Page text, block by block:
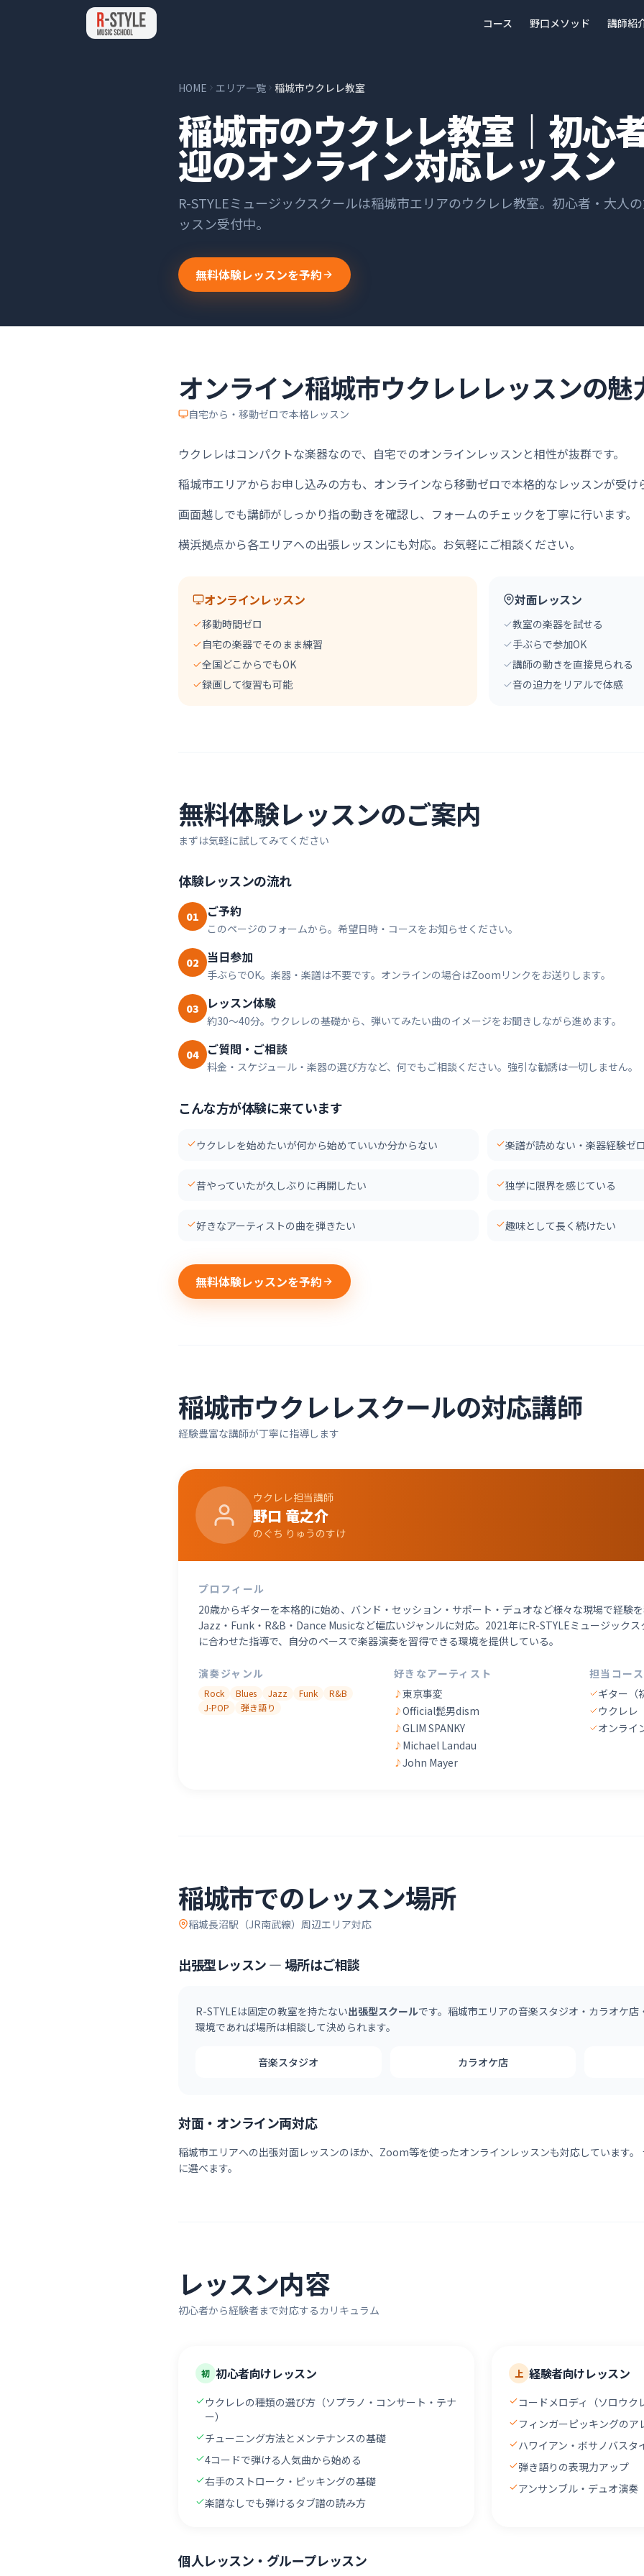
コース 野口メソッド 講師紹
HOME エリア一覧 稲城市ウクレレ教室
稲城市のウクレレ教室｜初心
迎のオンライン対応レッスン
R-STYLEミュージックスクールは稲城市エリアのウクレレ教室。 初心者・大人
ッスン受付中。
無料体験レッスンを予約
オンライン稲城市ウクレレレッスンの魅
自宅から・移動ゼロで本格レッスン
ウクレレはコンパクトな楽器なので、自宅でのオンラインレッスンと相性が抜群です。
稲城市エリアからお申し込みの方も、オンラインなら移動ゼロで本格的なレッスンが受け
画面越しでも講師がしっかり指の動きを確認し、フォームのチェックを丁寧に行います。
横浜拠点から各エリアへの出張レッスンにも対応。お気軽にご相談ください。
オンラインレッスン
移動時間ゼロ
自宅の楽器でそのまま練習
全国どこからでもOK
録画して復習も可能
対面レッスン
教室の楽器を試せる
手ぶらで参加OK
講師の動きを直接見られる
音の迫力をリアルで体感
無料体験レッスンのご案内
まずは気軽に試してみてください
体験レッスンの流れ
01 ご予約
このページのフォームから。希望日時・コースをお知らせください。
02 当日参加
手ぶらでOK。楽器・楽譜は不要です。オンラインの場合はZoomリンクをお送りします。
03 レッスン体験
約30〜40分。ウクレレの基礎から、弾いてみたい曲のイメージをお聞きしながら進めます。
04 ご質問・ご相談
料金・スケジュール・楽器の選び方など、何でもご相談ください。強引な勧誘は一切しません。
こんな方が体験に来ています
ウクレレを始めたいが何から始めていいか分からない 楽譜が読めない・楽器経験ゼ
昔やっていたが久しぶりに再開したい 独学に限界を感じている
好きなアーティストの曲を弾きたい 趣味として長く続けたい
無料体験レッスンを予約
稲城市ウクレレスクールの対応講師
経験豊富な講師が丁寧に指導します
ウクレレ担当講師
野口 竜之介
のぐち りゅうのすけ
プロフィール
20歳からギターを本格的に始め、バンド・セッション・サポート・デュオなど様々な現場で経験
Jazz・Funk・R&B・Dance Musicなど幅広いジャンルに対応。2021年にR-STYLEミュージック
に合わせた指導で、自分のペースで楽器演奏を習得できる環境を提供している。
演奏ジャンル
Rock Blues Jazz Funk
R&B
J-POP
弾き語り
好きなアーティスト
♪東京事変
♪Official髭男dism
♪GLIM SPANKY
♪ Michael Landau
♪John Mayer
担当コース
ギター（
ウクレレ
オンライ
稲城市でのレッスン場所
稲城長沼駅（JR南武線） 周辺エリア対応
出張型レッスン — 場所はご相談
R-STYLEは固定の教室を持たない出張型スクールです。 稲城市エリアの音楽スタジオ・カラオケ店
環境であれば場所は相談して決められます。
音楽スタジオ カラオケ店
対面・オンライン両対応
稲城市エリアへの出張対面レッスンのほか、Zoom等を使ったオンラインレッスンも対応しています
に選べます。
レッスン内容
初心者から経験者まで対応するカリキュラム
初 初心者向けレッスン
ウクレレの種類の選び方（ソプラノ・コンサート・テナ
ー）
チューニング方法とメンテナンスの基礎
4コードで弾ける人気曲から始める
右手のストローク・ピッキングの基礎
楽譜なしでも弾けるタブ譜の読み方
上 経験者向けレッスン
コードメロディ（ソロウク
フィンガーピッキングのア
ハワイアン・ボサノバスタ
弾き語りの表現力アップ
アンサンブル・デュオ演奏
個人レッスン・グループレッスン